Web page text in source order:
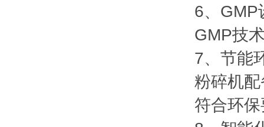
6、GMP
GMP技
7、节能
粉碎机
符合环